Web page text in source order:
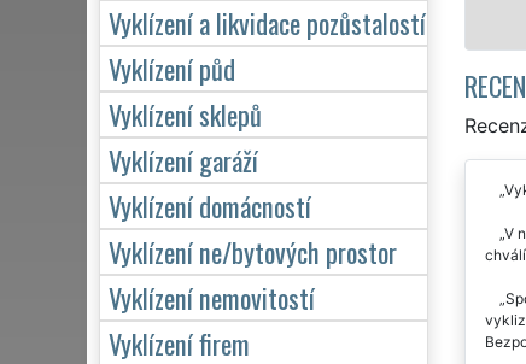
V
Vyklízení a likvidace pozůstalostí
Vyklízení půd
Vyklízení sklepů
Vyklízení garáží
Vyklízení domácností
Vyklízení ne/bytových prostor
Vyklízení nemovitostí
Vyklízení firem